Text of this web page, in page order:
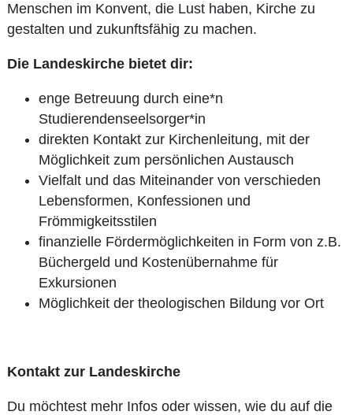
Menschen im Konvent, die Lust haben, Kirche zu
gestalten und zukunftsfähig zu machen.
Die Landeskirche bietet dir:
enge Betreuung durch eine*n
Studierendenseelsorger*in
direkten Kontakt zur Kirchenleitung, mit der
Möglichkeit zum persönlichen Austausch
Vielfalt und das Miteinander von verschieden
Lebensformen, Konfessionen und
Frömmigkeitsstilen
finanzielle Fördermöglichkeiten in Form von z.B.
Büchergeld und Kostenübernahme für
Exkursionen
Möglichkeit der theologischen Bildung vor Ort
Kontakt zur Landeskirche
Du möchtest mehr Infos oder wissen, wie du auf die